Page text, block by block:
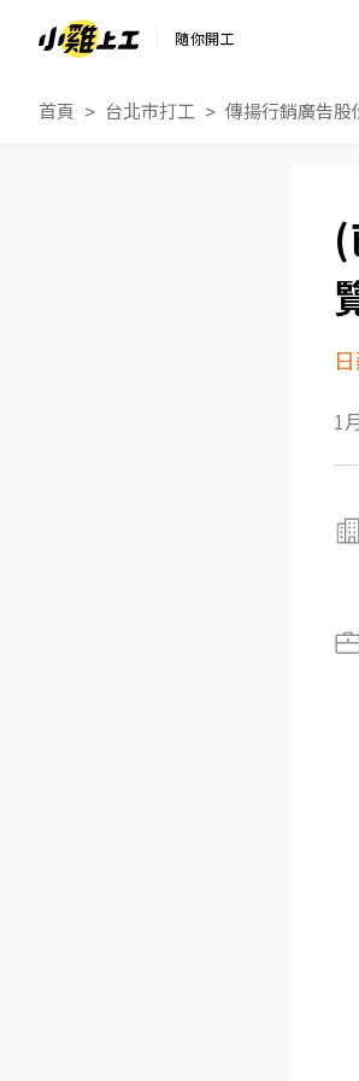
隨你開工
首頁 台北市打工 傳揚行銷廣告股
1